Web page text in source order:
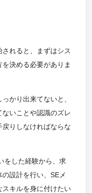
れると、まずはシス
決める必要がありま
かり出来てないと、
いことや認識のズレ
りしなければならな
をした経験から、求
設計を行い、SEメ
キルを身に付けたい